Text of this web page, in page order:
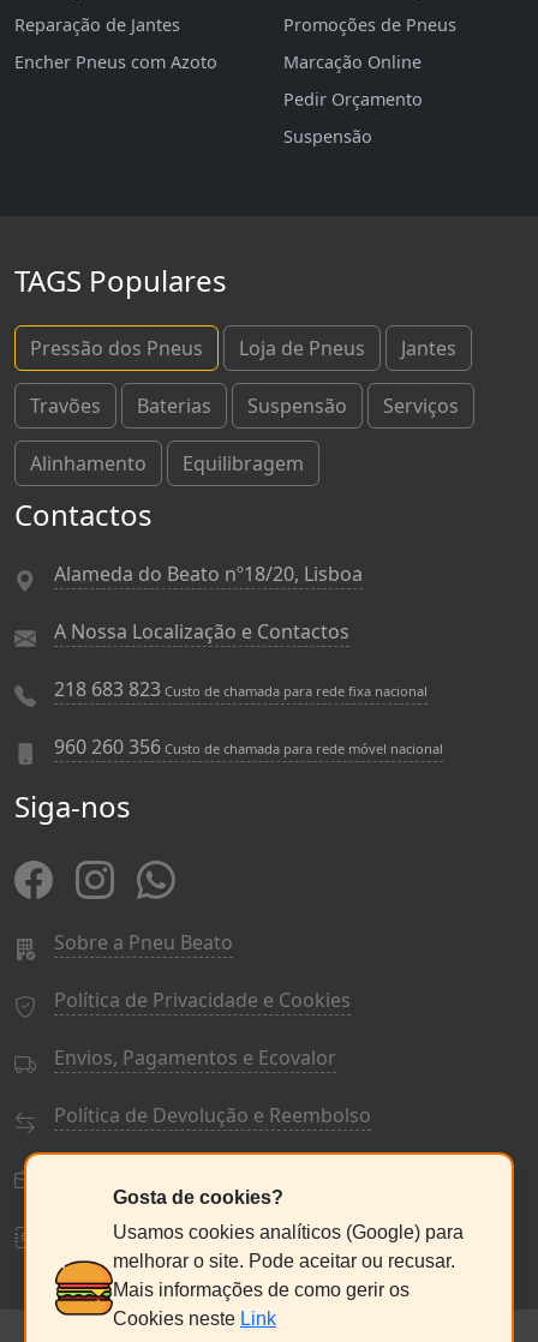
Reparação de Jantes
Encher Pneus com Azoto
Promoções de Pneus
Marcação Online
Pedir Orçamento
Suspensão
TAGS Populares
Pressão dos Pneus Loja de Pneus Jantes
Travões Baterias Suspensão Serviços
Alinhamento Equilibragem
Contactos
Alameda do Beato nº18/20, Lisboa
A Nossa Localização e Contactos
218 683 823 Custo de chamada para rede fixa nacional
960 260 356 Custo de chamada para rede móvel nacional
Siga-nos
Sobre a Pneu Beato
Política de Privacidade e Cookies
Envios, Pagamentos e Ecovalor
Política de Devolução e Reembolso
Livro de Reclamações
Gosta de cookies?
Usamos cookies analíticos (Google) para
melhorar o site. Pode aceitar ou recusar.
Mais informações de como gerir os
Cookies neste Link